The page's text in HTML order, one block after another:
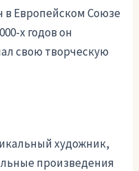
в Европейском Союзе
х годов он
свою творческую
художник,
произведения